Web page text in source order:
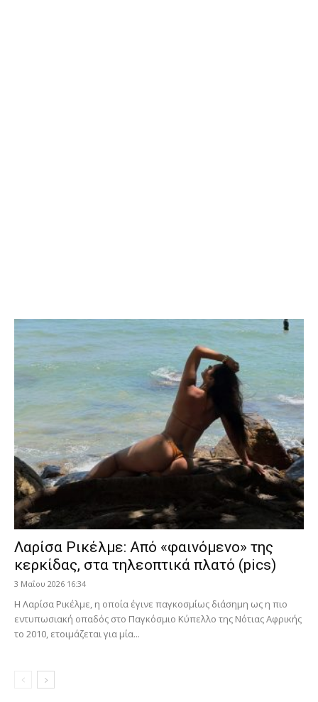
Λαρίσα Ρικέλμε: Από «φαινόμενο» της
κερκίδας, στα τηλεοπτικά πλατό (pics)
3 Μαΐου 2026 16:34
Η Λαρίσα Ρικέλμε, η οποία έγινε παγκοσμίως διάσημη ως η πιο
εντυπωσιακή οπαδός στο Παγκόσμιο Κύπελλο της Νότιας Αφρικής
το 2010, ετοιμάζεται για μία...